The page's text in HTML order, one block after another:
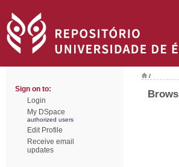
Sign on to:
Login
My DSpace
authorized users
Edit Profile
Receive email
updates
/